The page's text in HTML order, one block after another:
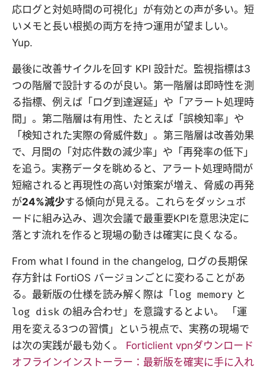
応ログと対処時間の可視化」が有効との声が多い。短
いメモと長い根拠の両方を持つ運用が望ましい。
Yup.
最後に改善サイクルを回す KPI 設計だ。監視指標は3
つの階層で設計するのが良い。第一階層は即時性を測
る指標、例えば「ログ到達遅延」や「アラート処理時
間」。第二階層は有用性、たとえば「誤検知率」や
「検知された実際の脅威件数」。第三階層は改善効果
で、月間の「対応件数の減少率」や「再発率の低下」
を追う。実務データを眺めると、アラート処理時間が
短縮されると再現性の高い対策案が増え、脅威の再発
が24%減少する傾向が見える。これらをダッシュボ
ードに組み込み、週次会議で最重要KPIを意思決定に
落とす流れを作ると現場の動きは確実に良くなる。
From what I found in the changelog, ログの長期保
存方針は FortiOS バージョンごとに変わることがあ
る。最新版の仕様を読み解く際は「 log memory と
log disk の組み合わせ」を意識するとよい。 「運
用を変える3つの習慣」という視点で、実務の現場で
は次の実践が最も効く。 Forticlient vpnダウンロード
オフラインインストーラー：最新版を確実に手に入れ